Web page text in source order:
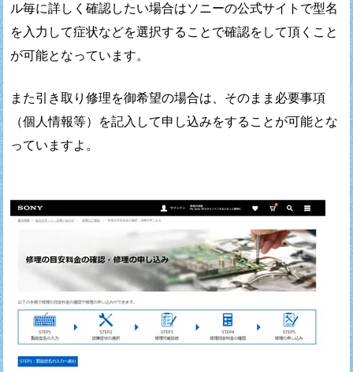
ル毎に詳しく確認したい場合はソニーの公式サイトで型名
を入力して症状などを選択することで確認をして頂くこと
が可能となっています。
また引き取り修理を御希望の場合は、 そのまま必要事項
（個人情報等）を記入して申し込みをすることが可能とな
っていますよ。